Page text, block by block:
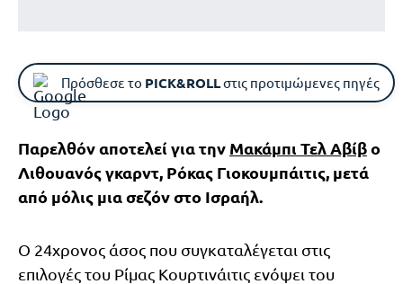
Πρόσθεσε το PICK&ROLLστις προτιμώμενες πηγές
Παρελθόν αποτελεί για την Μακάμπι Τελ Αβίβο
Λιθουανός γκαρντ, Ρόκας Γιοκουμπάιτις, μετά
από μόλις μια σεζόν στο Ισραήλ.
Ο 24χρονος άσος που συγκαταλέγεται στις
επιλογές του Ρίμας Κουρτινάιτις ενόψει του